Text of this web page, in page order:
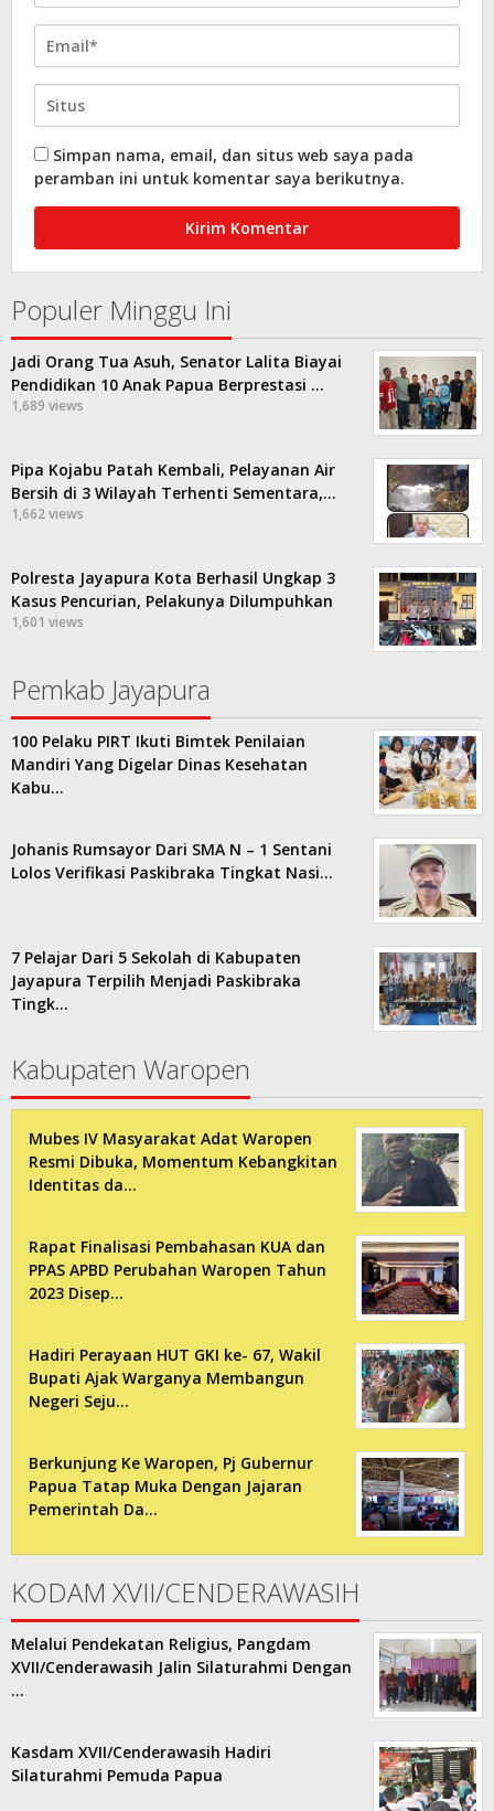
Simpan nama, email, dan situs web saya pada
peramban ini untuk komentar saya berikutnya.
Populer Minggu Ini
Jadi Orang Tua Asuh, Senator Lalita Biayai
Pendidikan 10 Anak Papua Berprestasi …
1,689 views
Pipa Kojabu Patah Kembali, Pelayanan Air
Bersih di 3 Wilayah Terhenti Sementara,…
1,662 views
Polresta Jayapura Kota Berhasil Ungkap 3
Kasus Pencurian, Pelakunya Dilumpuhkan
1,601 views
Pemkab Jayapura
100 Pelaku PIRT Ikuti Bimtek Penilaian
Mandiri Yang Digelar Dinas Kesehatan
Kabu…
Johanis Rumsayor Dari SMA N – 1 Sentani
Lolos Verifikasi Paskibraka Tingkat Nasi…
7 Pelajar Dari 5 Sekolah di Kabupaten
Jayapura Terpilih Menjadi Paskibraka
Tingk…
Kabupaten Waropen
Mubes IV Masyarakat Adat Waropen
Resmi Dibuka, Momentum Kebangkitan
Identitas da…
Rapat Finalisasi Pembahasan KUA dan
PPAS APBD Perubahan Waropen Tahun
2023 Disep…
Hadiri Perayaan HUT GKI ke- 67, Wakil
Bupati Ajak Warganya Membangun
Negeri Seju…
Berkunjung Ke Waropen, Pj Gubernur
Papua Tatap Muka Dengan Jajaran
Pemerintah Da…
KODAM XVII/CENDERAWASIH
Melalui Pendekatan Religius, Pangdam
XVII/Cenderawasih Jalin Silaturahmi Dengan
…
Kasdam XVII/Cenderawasih Hadiri
Silaturahmi Pemuda Papua